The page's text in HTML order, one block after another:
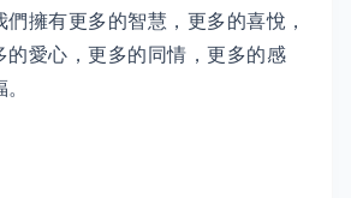
擁有更多的智慧，更多的喜悅，
的愛心，更多的同情，更多的感